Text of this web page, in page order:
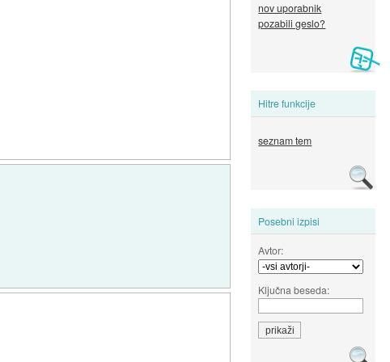
nov uporabnik
pozabili geslo?
Hitre funkcije
seznam tem
Posebni izpisi
Avtor:
Ključna beseda: